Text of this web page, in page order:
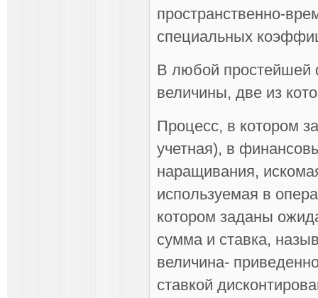
пространственно-
специальных
В любой простейшей
величины, две из
Процесс, в котором
учетная), в
наращивания,
используемая в
котором заданы
сумма и ставка,
величина-
ставкой